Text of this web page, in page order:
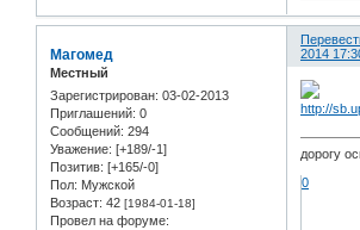
2014
Магомед
Местный
Зарегистрирован: 03-02-2013
Приглашений: 0
Сообщений: 294
Уважение: [+189/-1]
Позитив: [+165/-0]
Пол: Мужской
Возраст: 42 [1984-01-18]
Провел на форуме:
дорогу
0